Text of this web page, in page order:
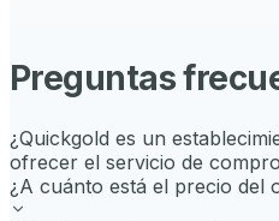
Preguntas
¿Quickgold es un
ofrecer el servicio de
¿A cuánto está el precio del